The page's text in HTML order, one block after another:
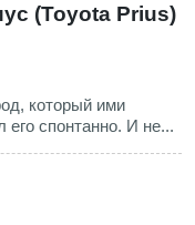
(Toyota Prius)
который ими
его спонтанно. И не...